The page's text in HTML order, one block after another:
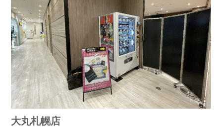
大丸札幌店